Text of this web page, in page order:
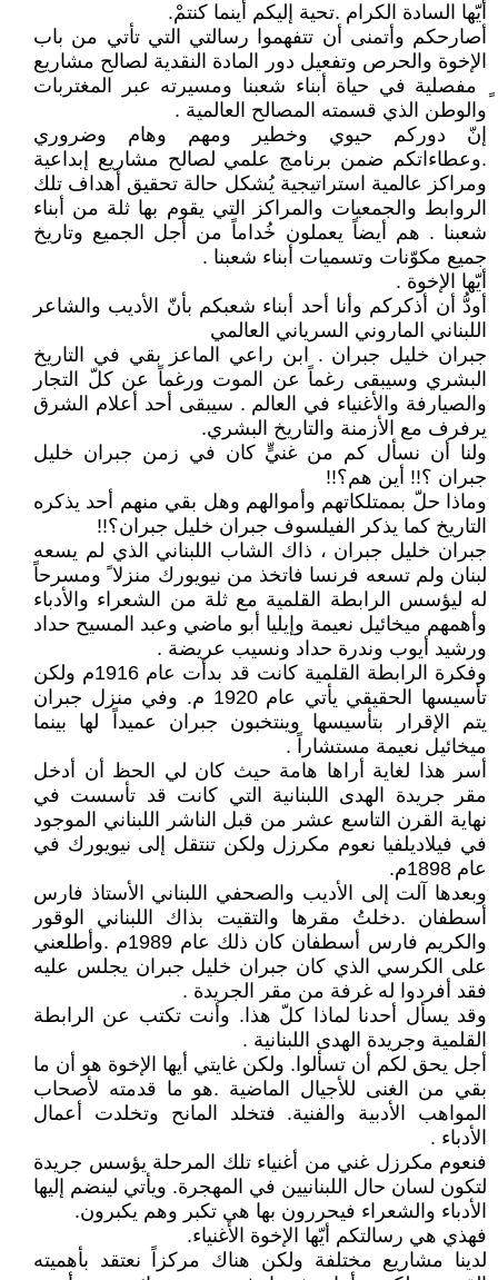
أيّها السادة الكرام .تحية إليكم أينما كنتمْ.
أصارحكم وأتمنى أن تتفهموا رسالتي التي تأتي من باب
الإخوة والحرص وتفعيل دور المادة النقدية لصالح مشاريع
ٍ مفصلية في حياة أبناء شعبنا ومسيرته عبر المغتربات
والوطن الذي قسمته المصالح العالمية .
إنّ دوركم حيوي وخطير ومهم وهام وضروري
.وعطاءاتكم ضمن برنامج علمي لصالح مشاريع إبداعية
ومراكز عالمية استراتيجية يُشكل حالة تحقيق أهداف تلك
الروابط والجمعيات والمراكز التي يقوم بها ثلة من أبناء
شعبنا . هم أيضاً يعملون خُداماً من أجل الجميع وتاريخ
جميع مكوّنات وتسميات أبناء شعبنا .
أيّها الإخوة .
أودُّ أن أذكركم وأنا أحد أبناء شعبكم بأنّ الأديب والشاعر
اللبناني الماروني السرياني العالمي
جبران خليل جبران . ابن راعي الماعز بقي في التاريخ
البشري وسيبقى رغماً عن الموت ورغماً عن كلّ التجار
والصيارفة والأغنياء في العالم . سيبقى أحد أعلام الشرق
يرفرف مع الأزمنة والتاريخ البشري.
ولنا أن نسأل كم من غنيٍّ كان في زمن جبران خليل
جبران ؟!! أين هم؟!!
وماذا حلّ بممتلكاتهم وأموالهم وهل بقي منهم أحد يذكره
التاريخ كما يذكر الفيلسوف جبران خليل جبران؟!!
جبران خليل جبران ، ذاك الشاب اللبناني الذي لم يسعه
لبنان ولم تسعه فرنسا فاتخذ من نيويورك منزلا ً ومسرحاً
له ليؤسس الرابطة القلمية مع ثلة من الشعراء والأدباء
وأهمهم ميخائيل نعيمة وإيليا أبو ماضي وعبد المسيح حداد
ورشيد أيوب وندرة حداد ونسيب عريضة .
وفكرة الرابطة القلمية كانت قد بدأت عام 1916م ولكن
تأسيسها الحقيقي يأتي عام 1920 م. وفي منزل جبران
يتم الإقرار بتأسيسها وينتخبون جبران عميداً لها بينما
ميخائيل نعيمة مستشاراً .
أسر هذا لغاية أراها هامة حيث كان لي الحظ أن أدخل
مقر جريدة الهدى اللبنانية التي كانت قد تأسست في
نهاية القرن التاسع عشر من قبل الناشر اللبناني الموجود
في فيلاديلفيا نعوم مكرزل ولكن تنتقل إلى نيويورك في
عام 1898م.
وبعدها آلت إلى الأديب والصحفي اللبناني الأستاذ فارس
أسطفان .دخلتُ مقرها والتقيت بذاك اللبناني الوقور
والكريم فارس أسطفان كان ذلك عام 1989م .وأطلعني
على الكرسي الذي كان جبران خليل جبران يجلس عليه
فقد أفردوا له غرفة من مقر الجريدة .
وقد يسأل أحدنا لماذا كلّ هذا. وأنت تكتب عن الرابطة
القلمية وجريدة الهدى اللبنانية .
أجل يحق لكم أن تسألوا. ولكن غايتي أيها الإخوة هو أن ما
بقي من الغنى للأجيال الماضية .هو ما قدمته لأصحاب
المواهب الأدبية والفنية. فتخلد المانح وتخلدت أعمال
الأدباء .
فنعوم مكرزل غني من أغنياء تلك المرحلة يؤسس جريدة
لتكون لسان حال اللبنانيين في المهجرة. ويأتي لينضم إليها
الأدباء والشعراء فيحررون بها هي تكبر وهم يكبرون.
فهذي هي رسالتكم أيّها الإخوة الأغنياء.
لدينا مشاريع مختلفة ولكن هناك مركزاً نعتقد بأهميته